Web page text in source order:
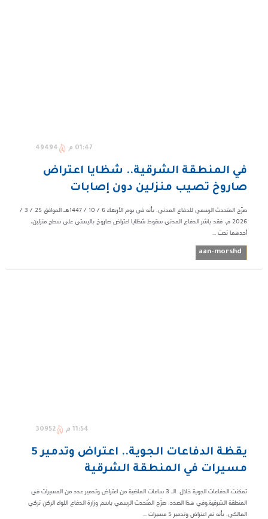
01:47 م 49494
في المنطقة الشرقية.. شظايا اعتراض
صاروخ تصيب منزلين دون إصابات
صرّح المتحدث الرسمي للدفاع المدني، بأنه في يوم الأربعاء 6 / 10 / 1447هـ الموافق 25 / 3 /
2026 م، فقد باشر الدفاع المدني سقوط شظايا اعتراض صاروخ باليستي على سطح منزلين،
أحدهما تحت ...
aan-morshd
11:54 م 30952
يقظة الدفاعات الجوية.. اعتراض وتدمير 5
مسيرات في المنطقة الشرقية
تمكنت الدفاعات الجوية خلال الـ 3 ساعات الماضية من اعتراض وتدمير عدد من المسيرات في
المنطقة الشرقية.وفي هذا الصدد، صرَّح المُتحدث الرسمي باسم وزارة الدفاع اللواء الركن تركي
المالكي، بأنه تم اعتراض وتدمير 5 مسيرات ...